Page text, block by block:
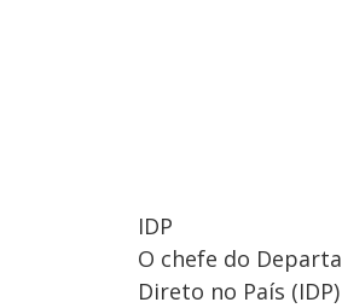
IDP
O chefe do
Direto no País